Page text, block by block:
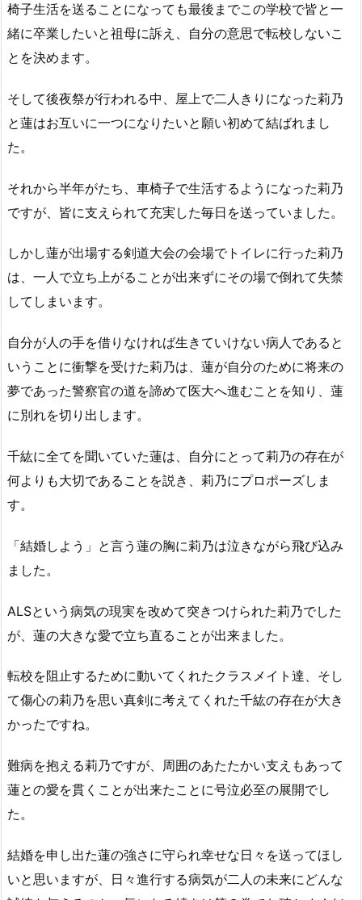
椅子生活を送ることになっても最後までこの学校で皆と一
緒に卒業したいと祖母に訴え、自分の意思で転校しないこ
とを決めます。
そして後夜祭が行われる中、屋上で二人きりになった莉乃
と蓮はお互いに一つになりたいと願い初めて結ばれまし
た。
それから半年がたち、車椅子で生活するようになった莉乃
ですが、皆に支えられて充実した毎日を送っていました。
しかし蓮が出場する剣道大会の会場でトイレに行った莉乃
は、一人で立ち上がることが出来ずにその場で倒れて失禁
してしまいます。
自分が人の手を借りなければ生きていけない病人であると
いうことに衝撃を受けた莉乃は、蓮が自分のために将来の
夢であった警察官の道を諦めて医大へ進むことを知り、蓮
に別れを切り出します。
千紘に全てを聞いていた蓮は、自分にとって莉乃の存在が
何よりも大切であることを説き、莉乃にプロポーズしま
す。
「結婚しよう」と言う蓮の胸に莉乃は泣きながら飛び込み
ました。
ALSという病気の現実を改めて突きつけられた莉乃でした
が、蓮の大きな愛で立ち直ることが出来ました。
転校を阻止するために動いてくれたクラスメイト達、そし
て傷心の莉乃を思い真剣に考えてくれた千紘の存在が大き
かったですね。
難病を抱える莉乃ですが、周囲のあたたかい支えもあって
蓮との愛を貫くことが出来たことに号泣必至の展開でし
た。
結婚を申し出た蓮の強さに守られ幸せな日々を送ってほし
いと思いますが、日々進行する病気が二人の未来にどんな